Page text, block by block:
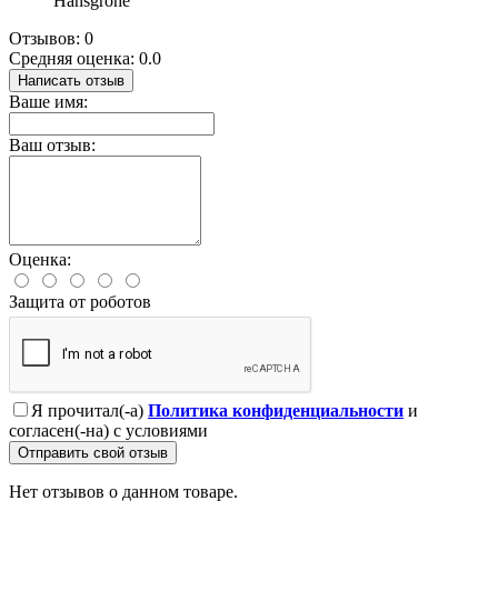
Отзывов: 0
Средняя оценка: 0.0
Написать отзыв
Ваше имя:
Ваш отзыв:
Оценка:
Защита от роботов
Я прочитал(-а) Политика конфиденциальности и
согласен(-на) с условиями
Отправить свой отзыв
Нет отзывов о данном товаре.